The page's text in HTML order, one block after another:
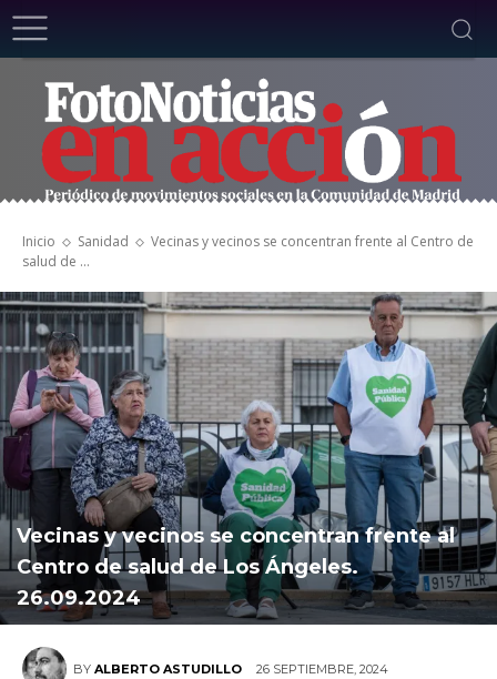
Inicio Sanidad
Vecinas y vecinos se concentran frente al Centro de
salud de ...
Vecinas y vecinos se concentran frente al
Centro de salud de Los Ángeles.
26.09.2024
BY ALBERTO ASTUDILLO 26 SEPTIEMBRE, 2024